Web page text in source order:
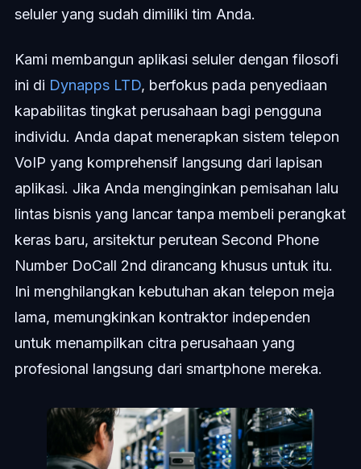
seluler yang sudah dimiliki tim Anda.
Kami membangun aplikasi seluler dengan filosofi
ini di Dynapps LTD, berfokus pada penyediaan
kapabilitas tingkat perusahaan bagi pengguna
individu. Anda dapat menerapkan sistem telepon
VoIP yang komprehensif langsung dari lapisan
aplikasi. Jika Anda menginginkan pemisahan lalu
lintas bisnis yang lancar tanpa membeli perangkat
keras baru, arsitektur perutean Second Phone
Number DoCall 2nd dirancang khusus untuk itu.
Ini menghilangkan kebutuhan akan telepon meja
lama, memungkinkan kontraktor independen
untuk menampilkan citra perusahaan yang
profesional langsung dari smartphone mereka.